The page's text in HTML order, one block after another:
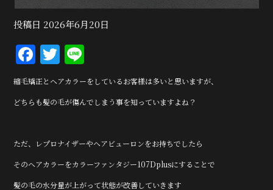
投稿日 2026年6月20日
F
a
c
e
o
o
T
w
it
te
r
n
e
縮毛矯正とヘアカラーをしているお客様は多いと思いますが、
どちらも髪の毛が傷んでしまう事を知っていますよね？
ただ、レプロナイザーやヘアビューロンをお持ちでしたら
そのヘアカラーをカラーファンタジー107Dplusにすることで
髪の毛の水分量が上がって状態が改善していきます